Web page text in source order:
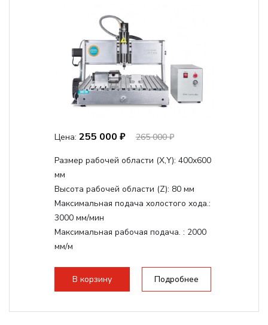
Цена: 255 000 ₽ 265 000 ₽
Размер рабочей области (Х,Y): 400x600
мм
Высота рабочей области (Z): 80 мм
Максимальная подача холостого хода.:
3000 мм/мин
Максимальная рабочая подача. : 2000
мм/м
стандартно:Т-слот
Цанговый патрон:ER11
В корзину Подробнее